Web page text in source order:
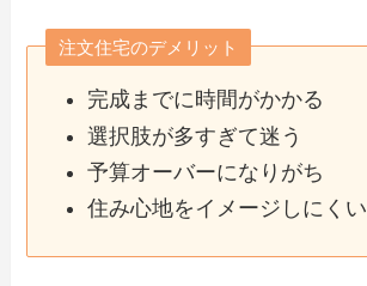
注文住宅のデメリット
完成までに時間がかかる
選択肢が多すぎて迷う
予算オーバーになりがち
住み心地をイメージしにくい